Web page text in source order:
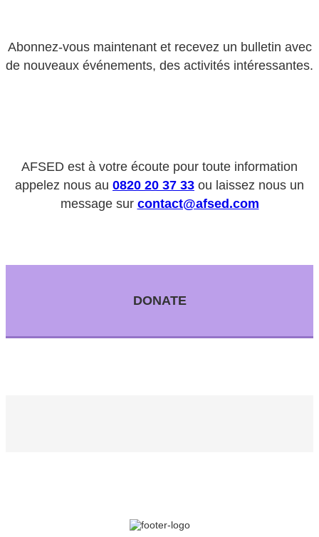
Abonnez-vous maintenant et recevez un bulletin avec
de nouveaux événements, des activités intéressantes.
AFSED est à votre écoute pour toute information
appelez nous au 0820 20 37 33 ou laissez nous un
message sur contact@afsed.com
DONATE